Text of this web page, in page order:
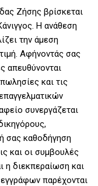
Ζήσης βρίσκεται
Η ανάθεση
την άμεση
Αφήνοντάς σας
απευθύνονται
και τις
συνεργάζεται
σας καθοδήγηση
και οι συμβουλές
η διεκπεραίωση και
παρέχονται